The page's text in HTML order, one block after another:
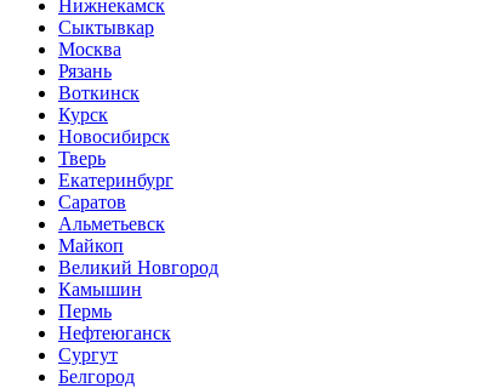
Нижнекамск
Сыктывкар
Москва
Рязань
Воткинск
Курск
Новосибирск
Тверь
Екатеринбург
Саратов
Альметьевск
Майкоп
Великий Новгород
Камышин
Пермь
Нефтеюганск
Сургут
Белгород